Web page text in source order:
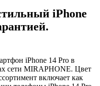
iPhone
iPhone 14 Pro в
сети MIRAPHONE. Цвет
включает как